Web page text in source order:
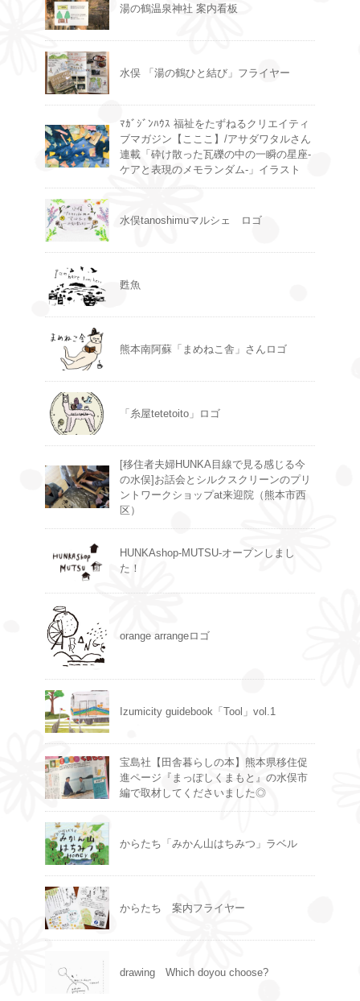
湯の鶴温泉神社 案内看板
水俣 「湯の鶴ひと結び」フライヤー
ﾏｶﾞｼﾞﾝﾊｳｽ 福祉をたずねるクリエイティ
ブマガジン【こここ】/アサダワタルさん
連載「砕け散った瓦礫の中の一瞬の星座-
ケアと表現のメモランダム-」イラスト
水俣tanoshimuマルシェ ロゴ
甦魚
熊本南阿蘇「まめねこ舎」さんロゴ
「糸屋tetetoito」ロゴ
[移住者夫婦HUNKA目線で見る感じる今
の水俣]お話会とシルクスクリーンのプリ
ントワークショップat来迎院（熊本市西
区）
HUNKAshop-MUTSU-オープンしまし
た！
orange arrangeロゴ
Izumicity guidebook「Tool」vol.1
宝島社【田舎暮らしの本】熊本県移住促
進ページ『まっぽしくまもと』の水俣市
編で取材してくださいました◎
からたち「みかん山はちみつ」ラベル
からたち 案内フライヤー
drawing Which doyou choose?